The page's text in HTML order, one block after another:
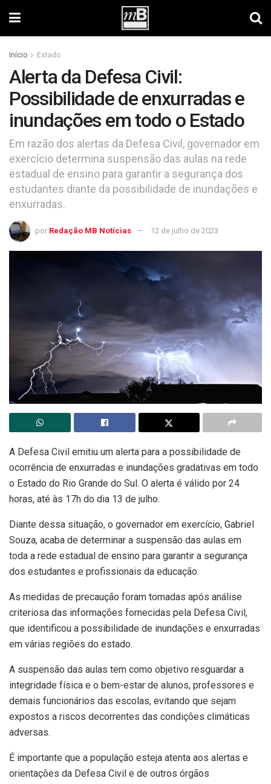
Início Estado
Alerta da Defesa Civil:
Possibilidade de enxurradas e
inundações em todo o Estado
Em razão dos alertas da Defesa Civil, governador em
exercício determina suspensão das aulas na rede
estadual de ensino para garantir a segurança dos
estudantes diante da possibilidade de inundações e
enxurradas.
por Redação MB Notícias 12 de julho de 2023
A Defesa Civil emitiu um alerta para a possibilidade de
ocorrência de enxurradas e inundações gradativas em todo
o Estado do Rio Grande do Sul. O alerta é válido por 24
horas, até às 17h do dia 13 de julho.
Diante dessa situação, o governador em exercício, Gabriel
Souza, acaba de determinar a suspensão das aulas em
toda a rede estadual de ensino para garantir a segurança
dos estudantes e profissionais da educação.
As medidas de precaução foram tomadas após análise
criteriosa das informações fornecidas pela Defesa Civil,
que identificou a possibilidade de inundações e enxurradas
em várias regiões do estado.
A suspensão das aulas tem como objetivo resguardar a
integridade física e o bem-estar de alunos, professores e
demais funcionários das escolas, evitando que sejam
expostos a riscos decorrentes das condições climáticas
adversas.
É importante que a população esteja atenta aos alertas e
orientações da Defesa Civil e de outros órgãos